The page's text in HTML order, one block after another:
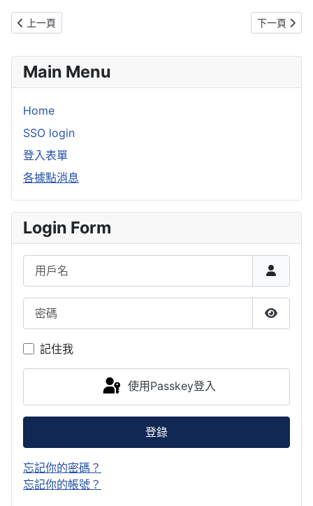
上一篇文章: 尼泊爾大水政府也求援 慈濟志工連夜發放毛毯慰暖
上一頁 下一篇文章:
下一頁
Main Menu
Home
SSO login
登入表單
各據點消息
Login Form
用戶名
密碼
顯示密
記住我
使用Passkey登入
登錄
忘記你的密碼？
忘記你的帳號？